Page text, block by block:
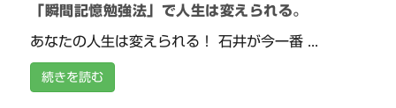
「瞬間記憶勉強法」で人生は変えられる。
あなたの人生は変えられる！ 石井が今一番 ...
続きを読む